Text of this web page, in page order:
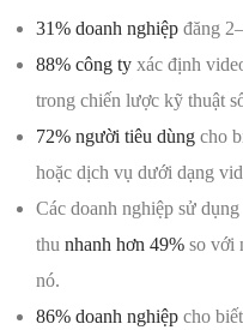
31% doanh nghiệp đăng
88% công ty xác định
trong chiến lược kỹ thuật
72% người tiêu dùng cho
hoặc dịch vụ dưới dạng
Các doanh nghiệp sử
thu nhanh hơn 49% so với
nó.
86% doanh nghiệp cho